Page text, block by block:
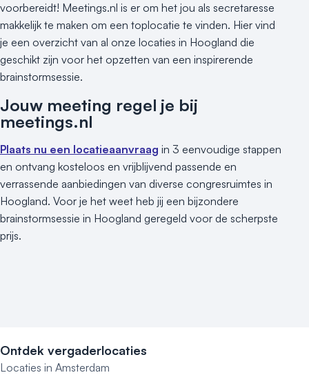
voorbereidt! Meetings.nl is er om het jou als secretaresse
makkelijk te maken om een toplocatie te vinden. Hier vind
je een overzicht van al onze locaties in Hoogland die
geschikt zijn voor het opzetten van een inspirerende
brainstormsessie.
Jouw meeting regel je bij
meetings.nl
Plaats nu een locatieaanvraag in 3 eenvoudige stappen
en ontvang kosteloos en vrijblijvend passende en
verrassende aanbiedingen van diverse congresruimtes in
Hoogland. Voor je het weet heb jij een bijzondere
brainstormsessie in Hoogland geregeld voor de scherpste
prijs.
Ontdek vergaderlocaties
Locaties in Amsterdam